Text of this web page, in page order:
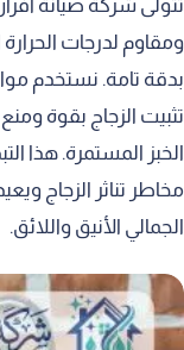
تتولى شركة صيانة
ومقاوم لدرجات
بدقة تامة. نستخدم
تثبيت الزجاج بقوة
الخبز المستمرة. هذا
مخاطر تناثر الزجاج
الجمالي الأنيق واللائق.